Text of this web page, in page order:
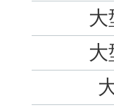
大
大